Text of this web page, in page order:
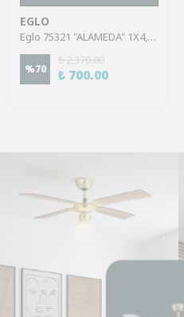
EGLO
Eglo 75321 "ALAMEDA" 1X4,5W Çelik Nikel Mat Sıva Üstü Spot
%70
₺ 2,370.00
₺ 700.00